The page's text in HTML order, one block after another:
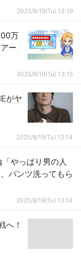
2025/8/19(Tu) 13:19
万
ー
2025/8/19(Tu) 13:15
がヤ
2025/8/19(Tu) 13:14
やっぱり男の人
パンツ洗ってもら
2025/8/19(Tu) 13:14
へ！